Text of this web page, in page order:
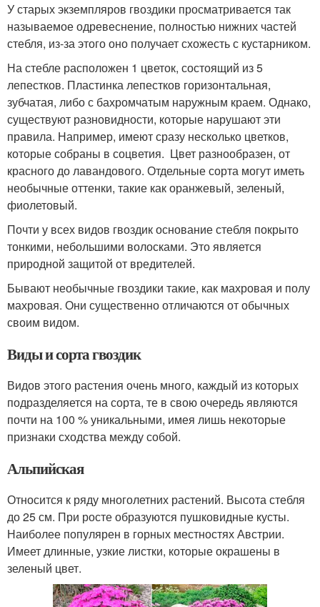
У старых экземпляров гвоздики просматривается так
называемое одревеснение, полностью нижних частей
стебля, из-за этого оно получает схожесть с кустарником.
На стебле расположен 1 цветок, состоящий из 5
лепестков. Пластинка лепестков горизонтальная,
зубчатая, либо с бахромчатым наружным краем. Однако,
существуют разновидности, которые нарушают эти
правила. Например, имеют сразу несколько цветков,
которые собраны в соцветия. Цвет разнообразен, от
красного до лавандового. Отдельные сорта могут иметь
необычные оттенки, такие как оранжевый, зеленый,
фиолетовый.
Почти у всех видов гвоздик основание стебля покрыто
тонкими, небольшими волосками. Это является
природной защитой от вредителей.
Бывают необычные гвоздики такие, как махровая и полу
махровая. Они существенно отличаются от обычных
своим видом.
Виды и сорта гвоздик
Видов этого растения очень много, каждый из которых
подразделяется на сорта, те в свою очередь являются
почти на 100 % уникальными, имея лишь некоторые
признаки сходства между собой.
Альпийская
Относится к ряду многолетних растений. Высота стебля
до 25 см. При росте образуются пушковидные кусты.
Наиболее популярен в горных местностях Австрии.
Имеет длинные, узкие листки, которые окрашены в
зеленый цвет.